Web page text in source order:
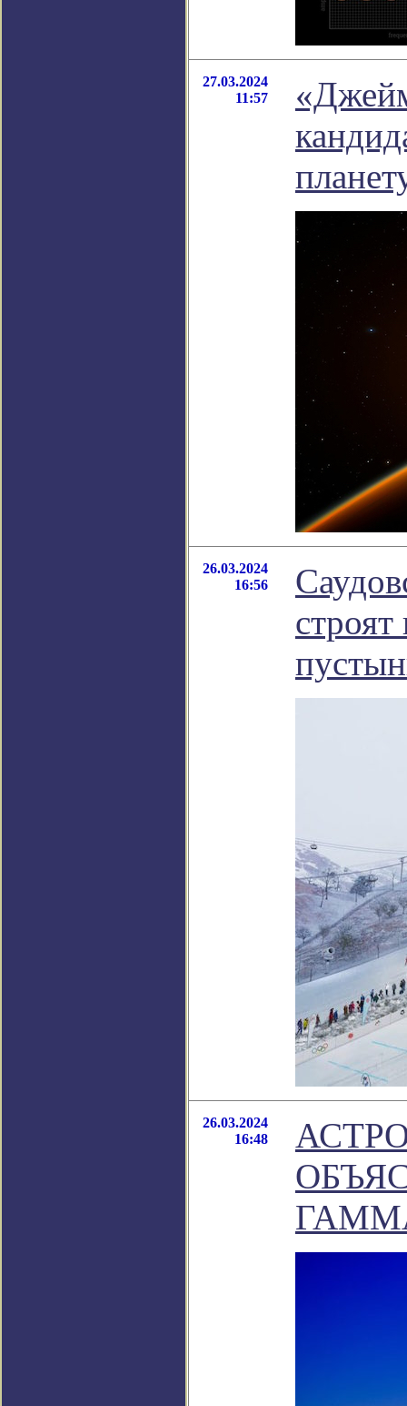
27.03.2024
11:57
26.03.2024
16:56
26.03.2024
16:48